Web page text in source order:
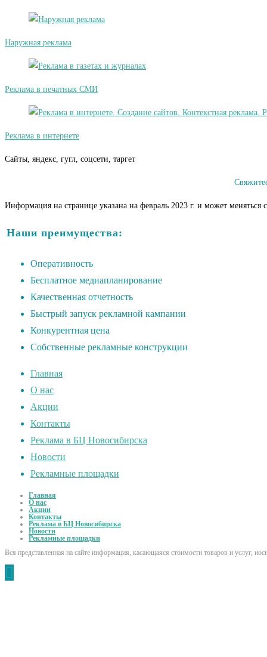
Наружная реклама
Реклама в печатных СМИ
Реклама в интернете
Сайты, яндекс, гугл, соцсети, таргет
Информация на странице указана на февраль 2023 г. и может
Наши преимущества:
Оперативность
Бесплатное медиапланирование
Качественная отчетность
Быстрый запуск рекламной кампании
Конкурентная цена
Собственные рекламные конструкции
Главная
О нас
Акции
Контакты
Реклама в БЦ Новосибирска
Новости
Рекламные площадки
Главная
О нас
Акции
Контакты
Реклама в БЦ Новосибирска
Новости
Рекламные площадки
Вся представленная на сайте информация, касающаяся стоимости товаров и услуг,